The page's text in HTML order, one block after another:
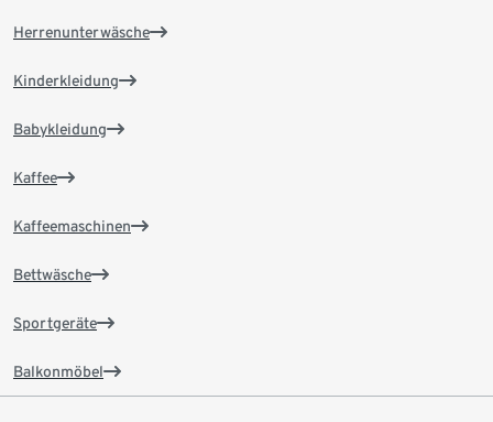
Herrenunterwäsche
Kinderkleidung
Babykleidung
Kaffee
Kaffeemaschinen
Bettwäsche
Sportgeräte
Balkonmöbel